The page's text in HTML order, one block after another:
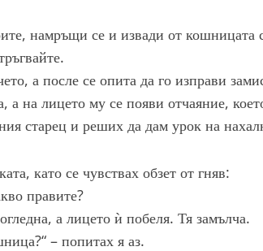
намръщи се и извади от кошницата
а после се опита да го изправи
а на лицето му се появи отчаяние,
старец и реших да дам урок на
като се чувствах обзет от гняв:
правите?
а лицето ѝ побеля. Тя замълча.
– попитах я аз.